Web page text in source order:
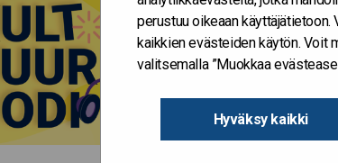
perustuu oikeaan
kaikkien evästeiden käytön. Voit
valitsemalla ”Muokkaa
Hyväksy kaikki